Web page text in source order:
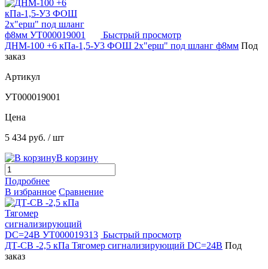
Быстрый просмотр
ДНМ-100 +6 кПа-1,5-У3 ФОШ 2х"ерш" под шланг ф8мм Под
заказ
Артикул
УТ000019001
Цена
5 434 руб. / шт
В корзину
Подробнее
В избранное Сравнение
Быстрый просмотр
ДТ-СВ -2,5 кПа Тягомер сигнализирующий DC=24В Под
заказ